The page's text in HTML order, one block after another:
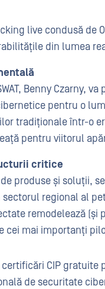
live condusă de
din lumea
Benny Czarny,
pentru o
tradiționale într-o
pentru viitorul
critice
produse și soluții,
sectorul regional al
remodelează (și
cei mai importanți
certificări CIP
de securitate